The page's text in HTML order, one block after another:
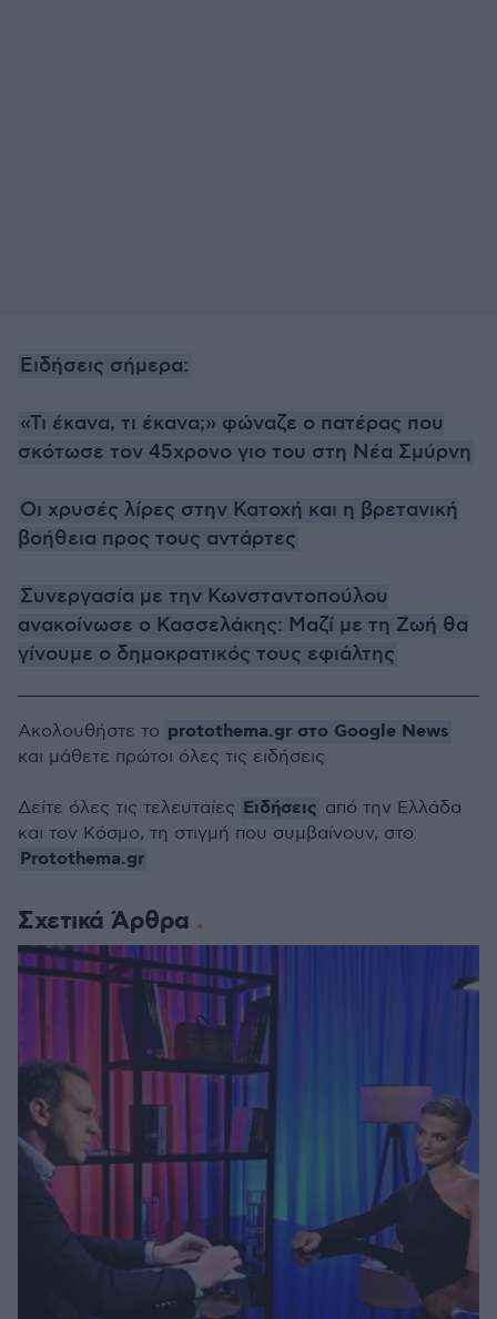
Ειδήσεις σήμερα:
«Τι έκανα, τι έκανα;» φώναζε ο πατέρας που
σκότωσε τον 45χρονο γιο του στη Νέα Σμύρνη
Οι χρυσές λίρες στην Κατοχή και η βρετανική
βοήθεια προς τους αντάρτες
Συνεργασία με την Κωνσταντοπούλου
ανακοίνωσε ο Κασσελάκης: Μαζί με τη Ζωή θα
γίνουμε ο δημοκρατικός τους εφιάλτης
Σχετικά Άρθρα
Ακολουθήστε το protothema.gr στο Google News
και μάθετε πρώτοι όλες τις ειδήσεις
Δείτε όλες τις τελευταίες Ειδήσεις από την Ελλάδα
και τον Κόσμο, τη στιγμή που συμβαίνουν, στο
Protothema.gr